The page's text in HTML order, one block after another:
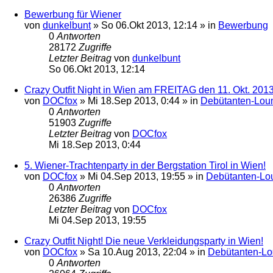
Bewerbung für Wiener
von dunkelbunt» So 06.Okt 2013, 12:14 » in Bewerbung
0 Antworten
28172 Zugriffe
Letzter Beitrag von dunkelbunt
So 06.Okt 2013, 12:14
Crazy Outfit Night in Wien am FREITAG den 11. Okt.
von DOCfox » Mi 18.Sep 2013, 0:44 » in Debütanten-
0 Antworten
51903 Zugriffe
Letzter Beitrag von DOCfox
Mi 18.Sep 2013, 0:44
5. Wiener-Trachtenparty in der Bergstation Tirol in Wien!
von DOCfox » Mi 04.Sep 2013, 19:55 » in Debütanten-
0 Antworten
26386 Zugriffe
Letzter Beitrag von DOCfox
Mi 04.Sep 2013, 19:55
Crazy Outfit Night! Die neue Verkleidungsparty in Wien!
von DOCfox » Sa 10.Aug 2013, 22:04 » in Debütanten-
0 Antworten